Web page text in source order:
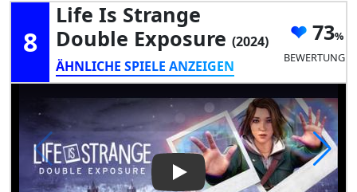
8
Life Is Strange
Double Exposure (2024)
ÄHNLICHE SPIELE ANZEIGEN
73
BEWERTUNG
Play Video: Life is Strange